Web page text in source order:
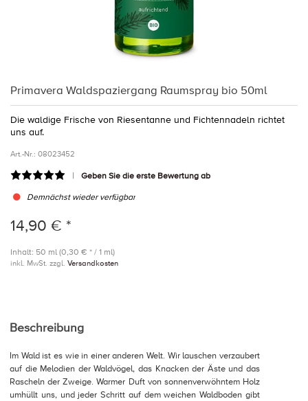
Primavera Waldspaziergang Raumspray bio 50ml
Die waldige Frische von Riesentanne und Fichtennadeln richtet
uns auf.
Art.-Nr.: 08023452
Geben Sie die erste Bewertung ab
Demnächst wieder verfügbar
14,90 € *
Inhalt: 50 ml (0,30 € * / 1 ml)
inkl. MwSt. zzgl. Versandkosten
Beschreibung
Im Wald ist es wie in einer anderen Welt. Wir lauschen verzaubert
auf die Melodien der Waldvögel, das Knacken der Äste und das
Rascheln der Zweige. Warmer Duft von sonnenverwöhntem Holz
umhüllt uns, und jeder Schritt auf dem weichen Waldboden gibt